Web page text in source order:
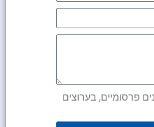
פרסומיים, בערוצים